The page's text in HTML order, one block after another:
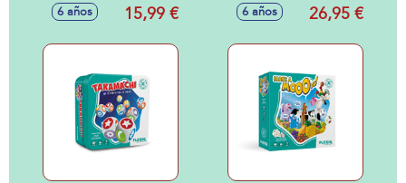
6 años 15,99 € 6 años 26,95 €